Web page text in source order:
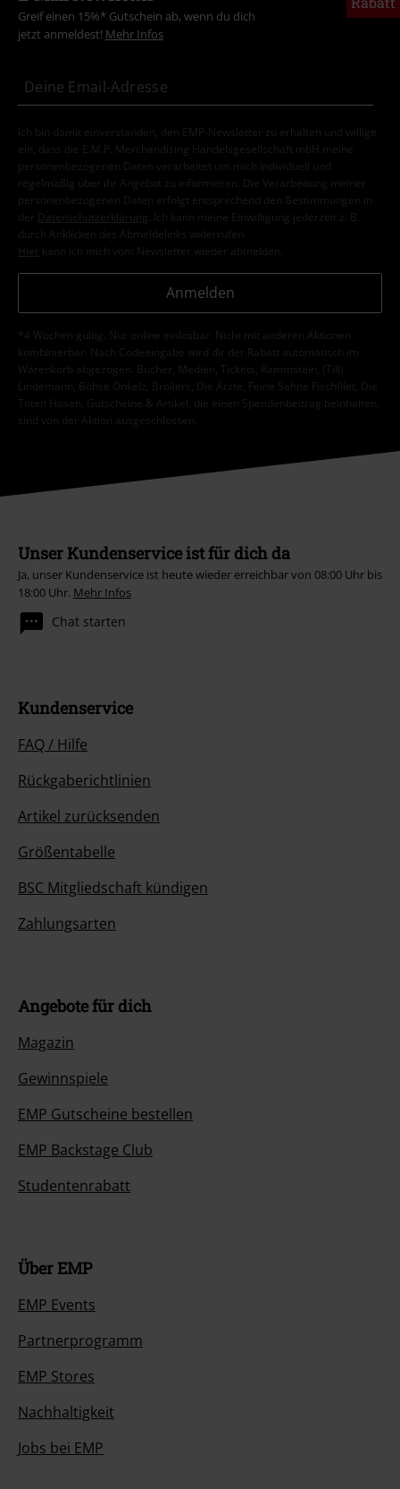
Greif einen 15%* Gutschein ab, wenn du dich
jetzt anmeldest! Mehr Infos
Ich bin damit einverstanden, den EMP-Newsletter zu erhalten und willige
ein, dass die E.M.P. Merchandising Handelsgesellschaft mbH meine
personenbezogenen Daten verarbeitet um mich individuell und
regelmäßig über ihr Angebot zu informieren. Die Verarbeitung meiner
personenbezogenen Daten erfolgt entsprechend den Bestimmungen in
der
Datenschutzerklärung
. Ich kann meine Einwilligung jederzeit z. B.
durch Anklicken des Abmeldelinks widerrufen.
Hier kann ich mich vom Newsletter wieder abmelden.
Anmelden
*4 Wochen gültig. Nur online einlösbar. Nicht mit anderen Aktionen
kombinierbar. Nach Codeeingabe wird dir der Rabatt automatisch im
Warenkorb abgezogen. Bücher, Medien, Tickets, Rammstein, (Till)
Lindemann, Böhse Onkelz, Broilers, Die Ärzte, Feine Sahne Fischfilet, Die
Toten Hosen, Gutscheine & Artikel, die einen Spendenbeitrag beinhalten,
sind von der Aktion ausgeschlossen.
Unser Kundenservice ist für dich da
Ja, unser Kundenservice ist heute wieder erreichbar von 08:00 Uhr bis
18:00 Uhr. Mehr Infos
Chat starten
Kundenservice
FAQ / Hilfe
Rückgaberichtlinien
Artikel zurücksenden
Größentabelle
BSC Mitgliedschaft kündigen
Zahlungsarten
Angebote für dich
Magazin
Gewinnspiele
EMP Gutscheine bestellen
EMP Backstage Club
Studentenrabatt
Über EMP
EMP Events
Partnerprogramm
EMP Stores
Nachhaltigkeit
Jobs bei EMP